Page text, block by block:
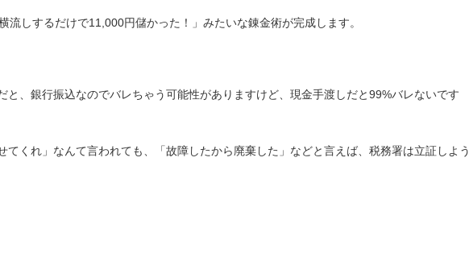
流しするだけで11,000円儲かった！」みたいな錬金術が完成します。
と、銀行振込なのでバレちゃう可能性がありますけど、現金手渡しだと99%バレないです
てくれ」なんて言われても、「故障したから廃棄した」などと言えば、税務署は立証しよう